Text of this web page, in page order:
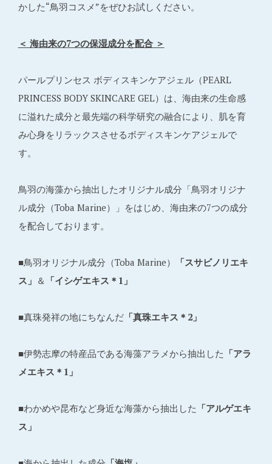
かした“鳥羽コスメ”をぜひお試しください。
＜ 海由来の7つの保湿成分を配合 ＞
パールプリンセス ボディスキンケアジェル（PEARL
PRINCESS BODY SKINCARE GEL）は、海由来の生命感
に溢れた成分と最先端の科学研究の融合により、肌を育
み心身をリラックスさせるボディスキンケアジェルで
す。
鳥羽の海藻から抽出したオリジナル成分「鳥羽オリジナ
ル成分（Toba Marine）」をはじめ、海由来の7つの成分
を配合しております。
■鳥羽オリジナル成分（Toba Marine）
「スサビノリエキ
ス」 ＆ 「イシゲエキス＊1」
■真珠発祥の地にちなんだ「真珠エキス＊2」
■伊勢志摩の特産品である海藻アラメから抽出した 「アラ
メエキス＊1」
■わかめや昆布など身近な海藻から抽出した 「アルゲエキ
ス」